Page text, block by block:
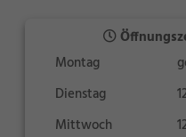
Montag
Dienstag
Mittwoch